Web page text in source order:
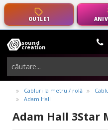
OUTLET
sound
creation
instrumente
muzicale,
echipamente
pro-
audio
Cabluri la metru / rolă
Adam Hall
Adam Hall 3Star